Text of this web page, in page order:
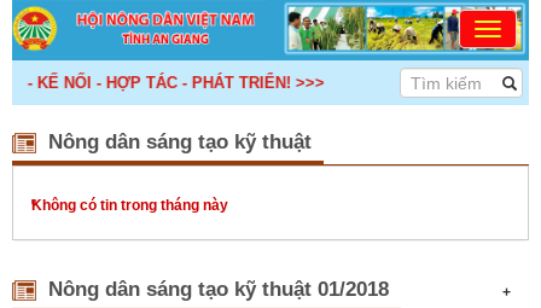
- KẾ NỐI - HỢP TÁC - PHÁT TRIỂN! >>>
Nông dân sáng tạo kỹ thuật
Không có tin trong tháng này
+
Nông dân sáng tạo kỹ thuật 01/2018